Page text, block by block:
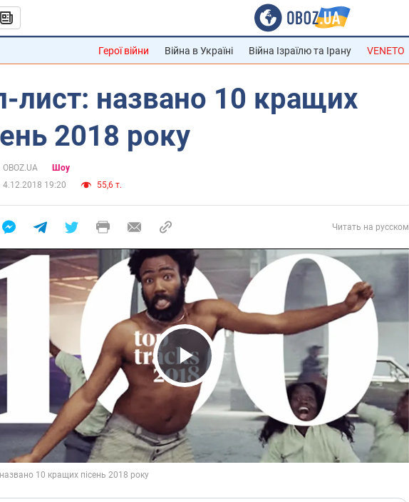
Герої війни Війна в Україні Війна Ізраїлю та Ірану VENETO
лист: названо 10 кращих
2018 року
OBOZ.UA
Шоу
4.12.2018 19:20
55,6 т.
Читать на русском
Play Video